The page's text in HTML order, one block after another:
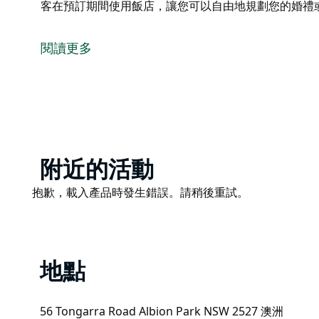
客在預訂期間使用飯店，讓您可以自由地規劃您的婚禮
在滿足人生的慶祝活動。雷文斯索普 (Ravensthorpe)
地、游泳池、網球場和專門建造的接待處，是您舉辦目
閱讀更多
Product
List
附近的活動
Product
抱歉，載入產品時發生錯誤。請稍後重試。
地點
56 Tongarra Road Albion Park NSW 2527 澳洲